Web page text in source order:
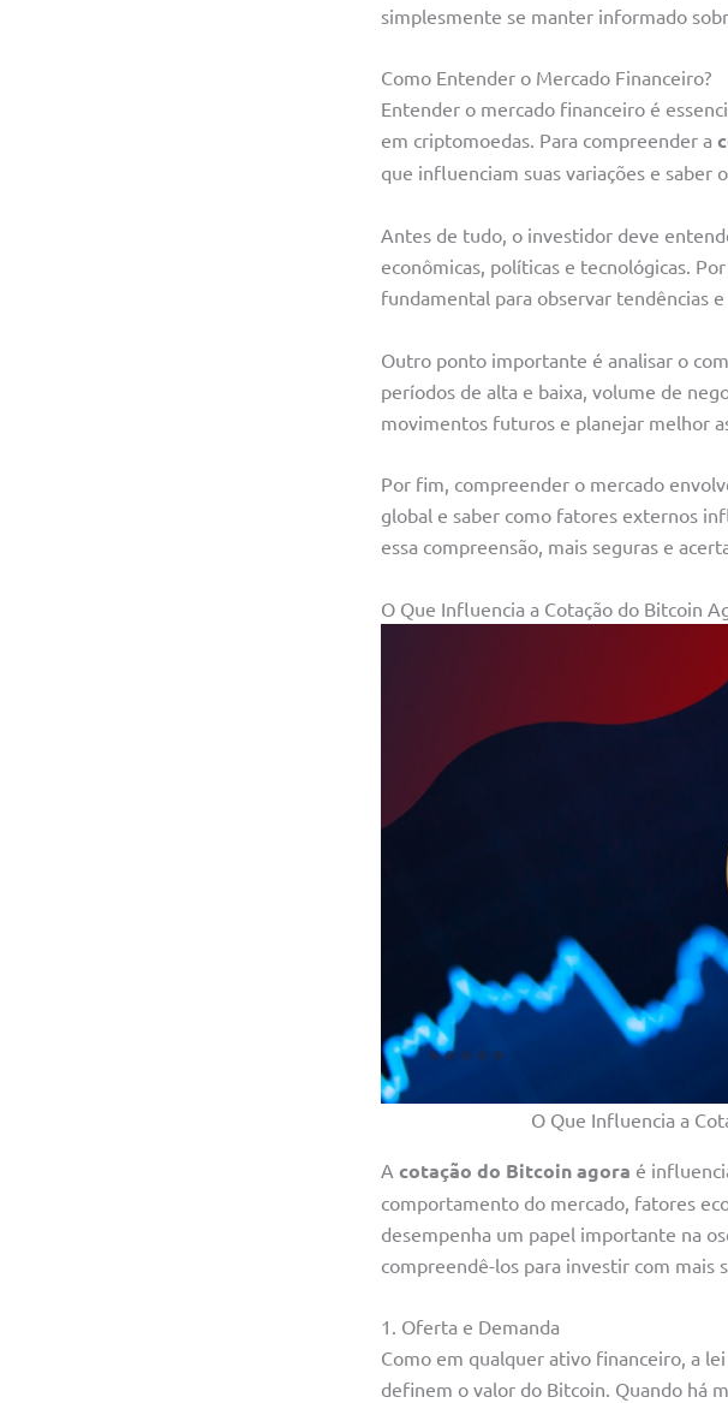
simplesmente se manter informado
Como Entender o Mercado Financeiro?
Entender o mercado financeiro é
em criptomoedas. Para compreender a
que influenciam suas variações e saber
Antes de tudo, o investidor deve
econômicas, políticas e tecnológicas.
fundamental para observar tendências
Outro ponto importante é analisar o
períodos de alta e baixa, volume de
movimentos futuros e planejar melhor
Por fim, compreender o mercado
global e saber como fatores externos
essa compreensão, mais seguras e
O Que Influencia a Cotação do Bitcoin
O Que Influencia a
A cotação do Bitcoin agora é
comportamento do mercado, fatores
desempenha um papel importante na
compreendê-los para investir com mais
1. Oferta e Demanda
Como em qualquer ativo financeiro, a
definem o valor do Bitcoin. Quando há